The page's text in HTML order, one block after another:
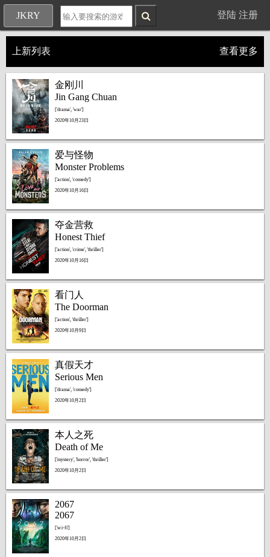
JKRY 登陆 注册
上新列表 查看更多
金刚川
Jin Gang Chuan
['drama', 'war']
2020年10月23日
爱与怪物
Monster Problems
['action', 'comedy']
2020年10月16日
夺金营救
Honest Thief
['action', 'crime', 'thriller']
2020年10月16日
看门人
The Doorman
['action', 'thriller']
2020年10月9日
真假天才
Serious Men
['drama', 'comedy']
2020年10月2日
本人之死
Death of Me
['mystery', 'horror', 'thriller']
2020年10月2日
2067
2067
['sci-fi']
2020年10月2日